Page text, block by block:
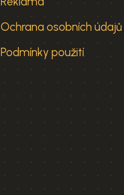
Ochrana osobních údajů
Podmínky použití